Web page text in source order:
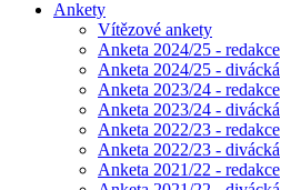
Ankety
Vítězové ankety
Anketa 2024/25 - redakce
Anketa 2024/25 - divácká
Anketa 2023/24 - redakce
Anketa 2023/24 - divácká
Anketa 2022/23 - redakce
Anketa 2022/23 - divácká
Anketa 2021/22 - redakce